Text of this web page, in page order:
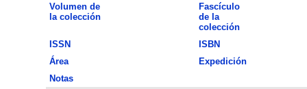
Volumen de
la colección
Fascículo
de la
colección
ISSN
ISBN
Área
Expedición
Notas